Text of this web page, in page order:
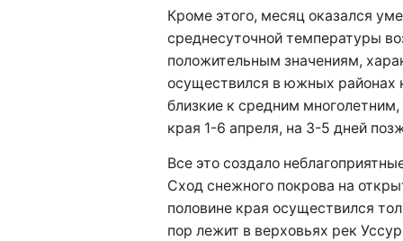
Кроме этого, месяц оказался
среднесуточной температуры
положительным значениям,
осуществился в южных районах
близкие к средним
края 1-6 апреля, на 3-5 дней
Все это создало
Сход снежного покрова на
половине края осуществился
пор лежит в верховьях рек